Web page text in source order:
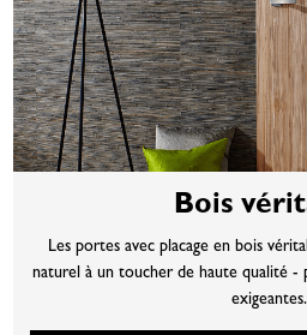
Bois
Les portes avec placage en bois
naturel à un toucher de haute qualité -
exigeantes.